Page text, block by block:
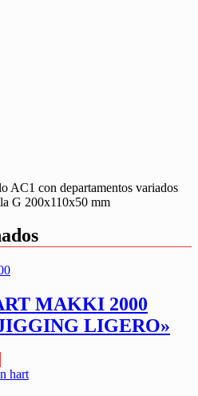
AC1 con departamentos variados
G 200x110x50 mm
MAKKI 2000
LIGERO»